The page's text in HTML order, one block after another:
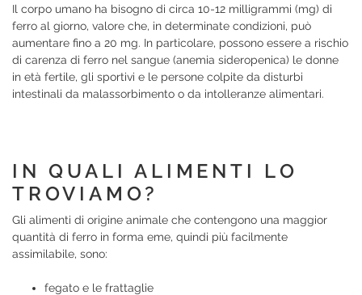
Il corpo umano ha bisogno di circa 10-12 milligrammi (mg) di
ferro al giorno, valore che, in determinate condizioni, può
aumentare fino a 20 mg. In particolare, possono essere a rischio
di carenza di ferro nel sangue (anemia sideropenica) le donne
in età fertile, gli sportivi e le persone colpite da disturbi
intestinali da malassorbimento o da intolleranze alimentari.
IN QUALI ALIMENTI LO
TROVIAMO?
Gli alimenti di origine animale che contengono una maggior
quantità di ferro in forma eme, quindi più facilmente
assimilabile, sono:
fegato e le frattaglie